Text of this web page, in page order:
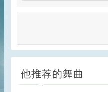
他推荐的舞曲